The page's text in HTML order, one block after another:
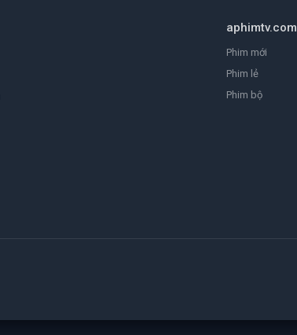
aphimtv.com
Phim mới
Phim lẻ
Phim bộ